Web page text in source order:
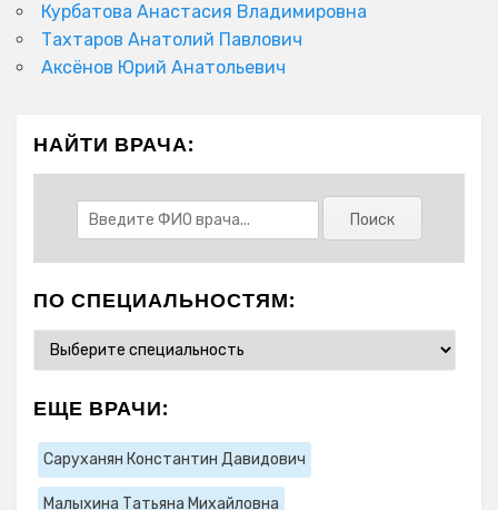
Курбатова Анастасия Владимировна
Тахтаров Анатолий Павлович
Аксёнов Юрий Анатольевич
НАЙТИ ВРАЧА:
ПО СПЕЦИАЛЬНОСТЯМ:
ЕЩЕ ВРАЧИ:
Саруханян Константин Давидович
Малыхина Татьяна Михайловна